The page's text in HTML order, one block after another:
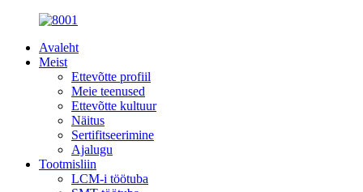
Avaleht
Meist
Ettevõtte profiil
Meie teenused
Ettevõtte kultuur
Näitus
Sertifitseerimine
Ajalugu
Tootmisliin
LCM-i töötuba